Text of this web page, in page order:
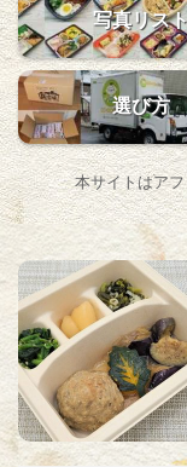
写真リスト
選び方
本サイトはア